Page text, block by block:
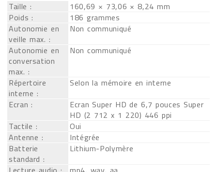
Taille :
160,69 × 73,06 × 8,24 mm
Poids :
186 grammes
Autonomie en
veille max. :
Non communiqué
Autonomie en
conversation
max. :
Non communiqué
Répertoire
interne :
Selon la mémoire en interne
Ecran :
Ecran Super HD de 6,7 pouces Super
HD (2 712 x 1 220) 446 ppi
Tactile :
Oui
Antenne :
Intégrée
Batterie
standard :
Lithium-Polymère